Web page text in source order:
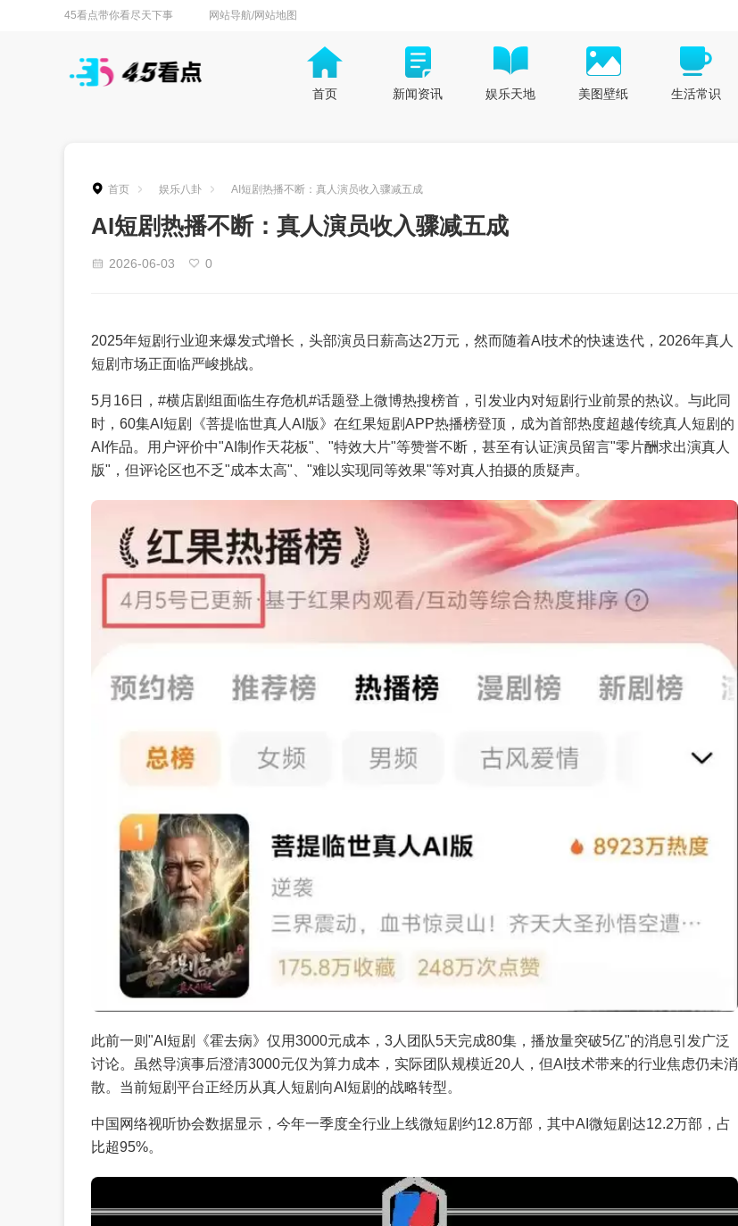
45看点带你看尽天下事 网站导航/网站地图
首页 新闻资讯 娱乐天地 美图壁纸 生活常识
首页 娱乐八卦 AI短剧热播不断：真人演员收入骤减五成
AI短剧热播不断：真人演员收入骤减五成
2026-06-03 0
2025年短剧行业迎来爆发式增长，头部演员日薪高达2万元，然而随着AI技术的快速迭代，2026年真人
短剧市场正面临严峻挑战。
5月16日，#横店剧组面临生存危机#话题登上微博热搜榜首，引发业内对短剧行业前景的热议。与此同
时，60集AI短剧《菩提临世真人AI版》在红果短剧APP热播榜登顶，成为首部热度超越传统真人短剧的
AI作品。用户评价中"AI制作天花板"、"特效大片"等赞誉不断，甚至有认证演员留言"零片酬求出演真人
版"，但评论区也不乏"成本太高"、"难以实现同等效果"等对真人拍摄的质疑声。
此前一则"AI短剧《霍去病》仅用3000元成本，3人团队5天完成80集，播放量突破5亿"的消息引发广泛
讨论。虽然导演事后澄清3000元仅为算力成本，实际团队规模近20人，但AI技术带来的行业焦虑仍未消
散。当前短剧平台正经历从真人短剧向AI短剧的战略转型。
中国网络视听协会数据显示，今年一季度全行业上线微短剧约12.8万部，其中AI微短剧达12.2万部，占
比超95%。